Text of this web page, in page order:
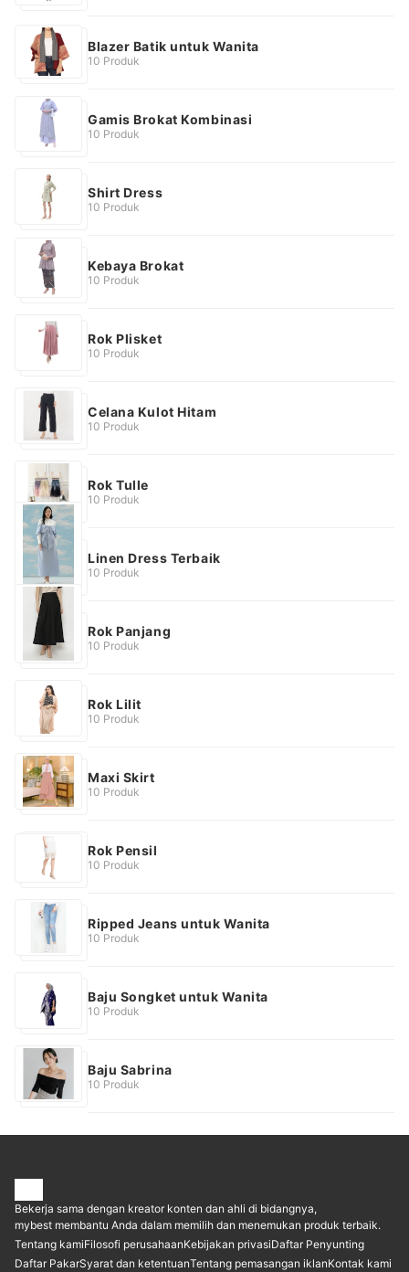
Blazer Batik untuk Wanita
10 Produk
Gamis Brokat Kombinasi
10 Produk
Shirt Dress
10 Produk
Kebaya Brokat
10 Produk
Rok Plisket
10 Produk
Celana Kulot Hitam
10 Produk
Rok Tulle
10 Produk
Linen Dress Terbaik
10 Produk
Rok Panjang
10 Produk
Rok Lilit
10 Produk
Maxi Skirt
10 Produk
Rok Pensil
10 Produk
Ripped Jeans untuk Wanita
10 Produk
Baju Songket untuk Wanita
10 Produk
Baju Sabrina
10 Produk
Bekerja sama dengan kreator konten dan ahli di bidangnya,
mybest membantu Anda dalam memilih dan menemukan produk terbaik.
Tentang kamiFilosofi perusahaanKebijakan privasiDaftar Penyunting
Daftar PakarSyarat dan ketentuanTentang pemasangan iklanKontak kami